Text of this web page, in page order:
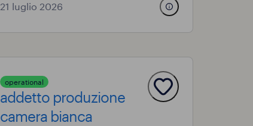
21 luglio 2026
operational
addetto produzione
camera bianca